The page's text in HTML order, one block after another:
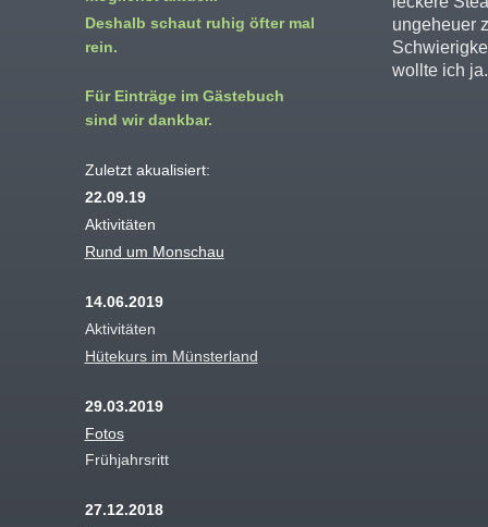
ungeheuer
wollte ich ja.
Deshalb schaut ruhig öfter mal
rein.
Für Einträge im Gästebuch
sind wir dankbar.
Zuletzt akualisiert:
22.09.19
Aktivitäten
Rund um Monschau
14.06.2019
Aktivitäten
Hütekurs im Münsterland
29.03.2019
Fotos
Frühjahrsritt
27.12.2018